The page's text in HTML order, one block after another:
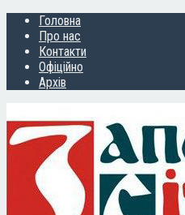
Головна
Про нас
Контакти
Офіційно
Архів